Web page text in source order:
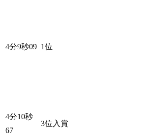
4分9秒09 1位
4分10秒
67
3位入賞